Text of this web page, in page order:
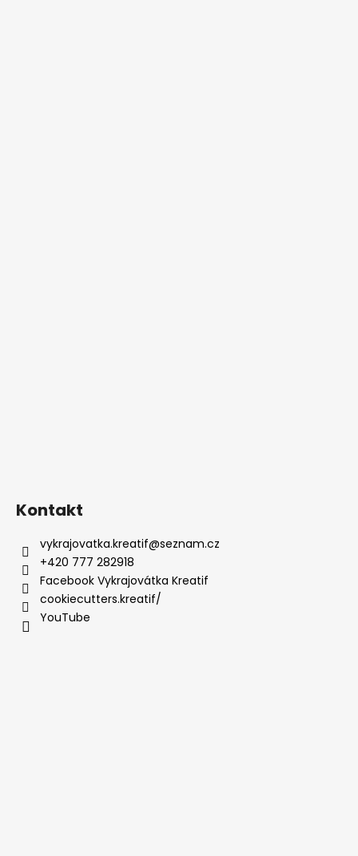
Kontakt
vykrajovatka.kreatif@seznam.cz
+420 777 282918
Facebook Vykrajovátka Kreatif
cookiecutters.kreatif/
YouTube